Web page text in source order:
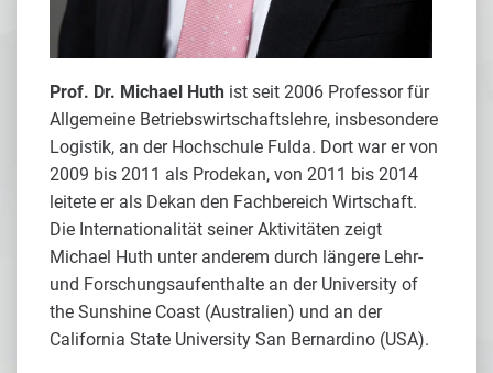
Prof. Dr. Michael Huth ist seit 2006 Professor für
Allgemeine Betriebswirtschaftslehre, insbesondere
Logistik, an der Hochschule Fulda. Dort war er von
2009 bis 2011 als Prodekan, von 2011 bis 2014
leitete er als Dekan den Fachbereich Wirtschaft.
Die Internationalität seiner Aktivitäten zeigt
Michael Huth unter anderem durch längere Lehr-
und Forschungsaufenthalte an der University of
the Sunshine Coast (Australien) und an der
California State University San Bernardino (USA).